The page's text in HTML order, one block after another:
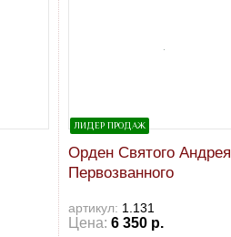
ЛИДЕР ПРОДАЖ
Орден Святого Андрея
Первозванного
артикул: 1.131
Цена: 6 350 р.